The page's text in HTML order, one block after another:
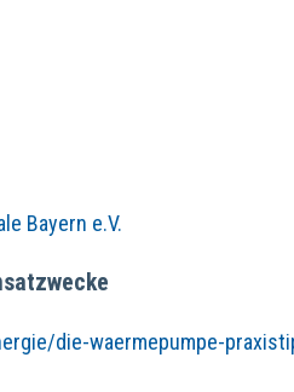
Bayern e.V.
die-waermepumpe-